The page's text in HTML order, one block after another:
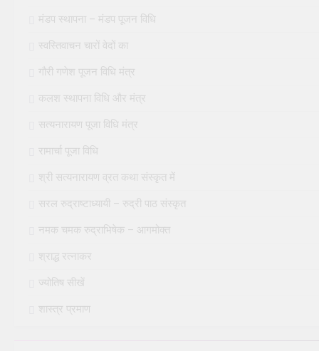
मंडप स्थापना – मंडप पूजन विधि
स्वस्तिवाचन चारों वेदों का
गौरी गणेश पूजन विधि मंत्र
कलश स्थापना विधि और मंत्र
सत्यनारायण पूजा विधि मंत्र
रामार्चा पूजा विधि
श्री सत्यनारायण व्रत कथा संस्कृत में
सरल रुद्राष्टाध्यायी – रुद्री पाठ संस्कृत
नमक चमक रुद्राभिषेक – आगमोक्त
श्राद्ध रत्नाकर
ज्योतिष सीखें
शास्त्र प्रमाण